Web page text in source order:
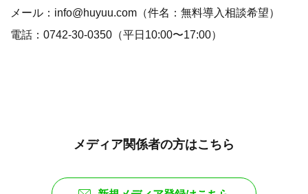
メール：info@huyuu.com（件名：無料導入相談希望）
電話：0742-30-0350（平日10:00〜17:00）
メディア関係者の方はこちら